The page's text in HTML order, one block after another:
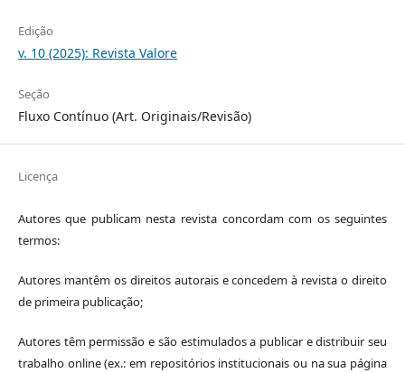
Edição
v. 10 (2025): Revista Valore
Seção
Fluxo Contínuo (Art. Originais/Revisão)
Licença
Autores que publicam nesta revista concordam com os seguintes
termos:
Autores mantêm os direitos autorais e concedem à revista o direito
de primeira publicação;
Autores têm permissão e são estimulados a publicar e distribuir seu
trabalho online (ex.: em repositórios institucionais ou na sua página